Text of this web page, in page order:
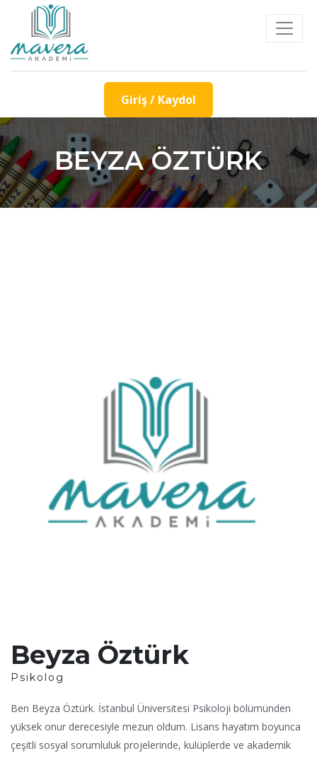
Giriş / Kaydol
BEYZA ÖZTÜRK
Beyza Öztürk
Psikolog
Ben Beyza Öztürk. İstanbul Üniversitesi Psikoloji bölümünden
yüksek onur derecesiyle mezun oldum. Lisans hayatım boyunca
çeşitli sosyal sorumluluk projelerinde, kulüplerde ve akademik